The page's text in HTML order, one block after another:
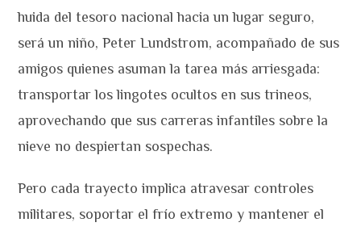
huida del tesoro nacional hacia un lugar seguro,
será un niño, Peter Lundstrom, acompañado de sus
amigos quienes asuman la tarea más arriesgada:
transportar los lingotes ocultos en sus trineos,
aprovechando que sus carreras infantiles sobre la
nieve no despiertan sospechas.
Pero cada trayecto implica atravesar controles
militares, soportar el frío extremo y mantener el